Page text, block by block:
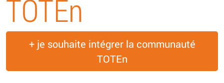
TOTEn
+ je souhaite intégrer la communauté
TOTEn